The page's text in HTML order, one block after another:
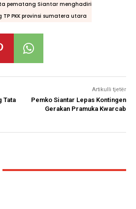
pematang Siantar menghadiri
PKK provinsi sumatera utara
Tata
Artikulli tjetër
Pemko Siantar Lepas Kontingen
Gerakan Pramuka Kwarcab